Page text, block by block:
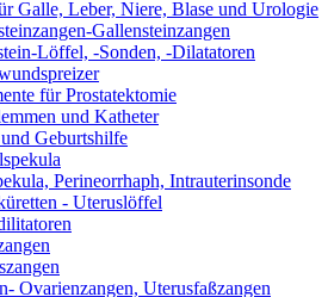
Galle, Leber, Niere, Blase und Urologie
Gallensteinzangen
Löffel, -Sonden, -Dilatatoren
für Prostatektomie
und Katheter
Geburtshilfe
Perineorrhaph, Intrauterinsonde
- Uteruslöffel
Ovarienzangen, Uterusfaßzangen